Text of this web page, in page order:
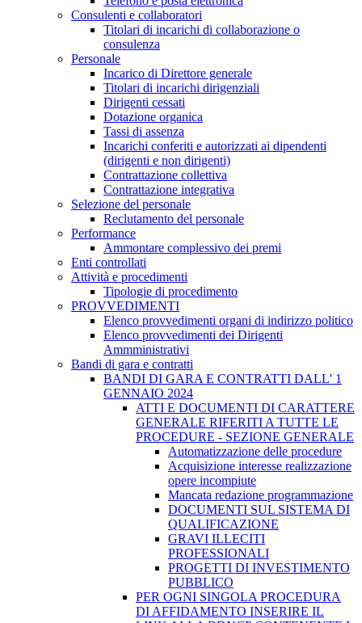
Consulenti e collaboratori
Titolari di incarichi di collaborazione o
consulenza
Personale
Incarico di Direttore generale
Titolari di incarichi dirigenziali
Dirigenti cessati
Dotazione organica
Tassi di assenza
Incarichi conferiti e autorizzati ai dipendenti
(dirigenti e non dirigenti)
Contrattazione collettiva
Contrattazione integrativa
Selezione del personale
Reclutamento del personale
Performance
Ammontare complessivo dei premi
Enti controllati
Attività e procedimenti
Tipologie di procedimento
PROVVEDIMENTI
Elenco provvedimenti organi di indirizzo politico
Elenco provvedimenti dei Dirigenti
Ammministrativi
Bandi di gara e contratti
BANDI DI GARA E CONTRATTI DALL' 1
GENNAIO 2024
ATTI E DOCUMENTI DI CARATTERE
GENERALE RIFERITI A TUTTE LE
PROCEDURE - SEZIONE GENERALE
Automatizzazione delle procedure
Acquisizione interesse realizzazione
opere incompiute
Mancata redazione programmazione
DOCUMENTI SUL SISTEMA DI
QUALIFICAZIONE
GRAVI ILLECITI
PROFESSIONALI
PROGETTI DI INVESTIMENTO
PUBBLICO
PER OGNI SINGOLA PROCEDURA
DI AFFIDAMENTO INSERIRE IL